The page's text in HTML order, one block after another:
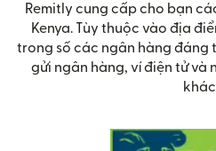
Remitly cung cấp cho bạn
Kenya. Tùy thuộc vào địa
trong số các ngân hàng đáng
gửi ngân hàng, ví điện tử và
khác